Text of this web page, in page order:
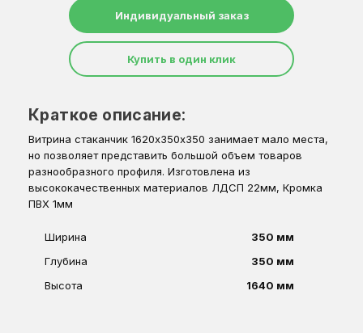
Индивидуальный заказ
Купить в один клик
Краткое описание:
Витрина стаканчик 1620х350х350 занимает мало места,
но позволяет представить большой объем товаров
разнообразного профиля. Изготовлена из
высококачественных материалов ЛДСП 22мм, Кромка
ПВХ 1мм
Ширина
350 мм
Глубина
350 мм
Высота
1640 мм